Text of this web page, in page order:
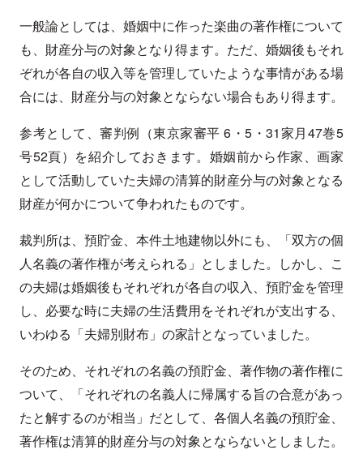
一般論としては、婚姻中に作った楽曲の著作権について
も、財産分与の対象となり得ます。ただ、婚姻後もそれ
ぞれが各自の収入等を管理していたような事情がある場
合には、財産分与の対象とならない場合もあり得ます。
参考として、審判例（東京家審平 6・5・31家月47巻5
号52頁）を紹介しておきます。婚姻前から作家、画家
として活動していた夫婦の清算的財産分与の対象となる
財産が何かについて争われたものです。
裁判所は、預貯金、本件土地建物以外にも、「双方の個
人名義の著作権が考えられる」としました。しかし、こ
の夫婦は婚姻後もそれぞれが各自の収入、預貯金を管理
し、必要な時に夫婦の生活費用をそれぞれが支出する、
いわゆる「夫婦別財布」の家計となっていました。
そのため、それぞれの名義の預貯金、著作物の著作権に
ついて、「それぞれの名義人に帰属する旨の合意があっ
たと解するのが相当」だとして、各個人名義の預貯金、
著作権は清算的財産分与の対象とならないとしました。